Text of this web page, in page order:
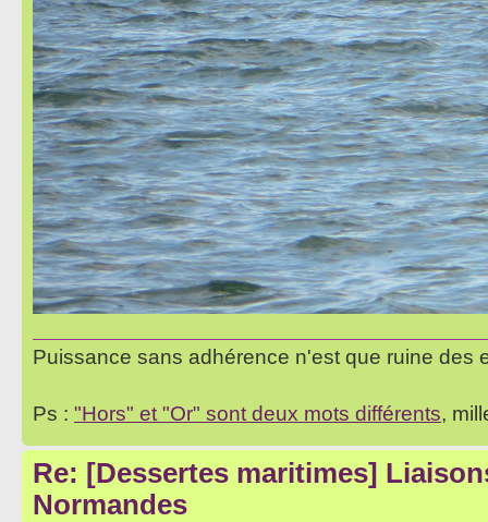
Puissance sans adhérence n'est que ruine des
Ps : "Hors" et "Or" sont deux mots différents,
Re: [Dessertes maritimes]
Normandes